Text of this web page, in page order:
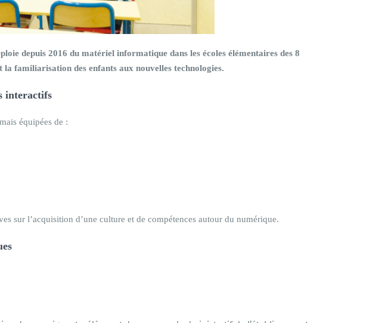
depuis 2016 du matériel informatique dans les écoles élémentaires des 8
familiarisation des enfants aux nouvelles technologies.
interactifs
équipées de :
sur l’acquisition d’une culture et de compétences autour du numérique.